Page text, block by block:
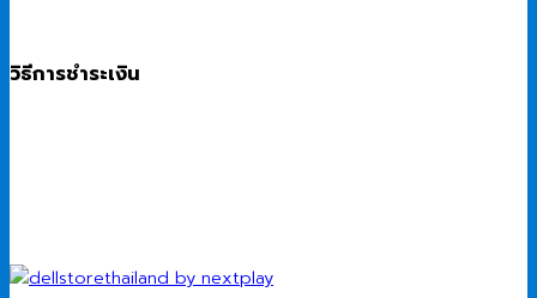
วิธีการชำระเงิน